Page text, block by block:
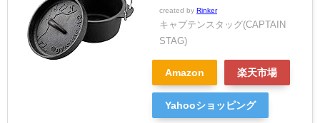
created by Rinker
キャプテンスタッグ(CAPTAIN
STAG)
Amazon 楽天市場
Yahooショッピング